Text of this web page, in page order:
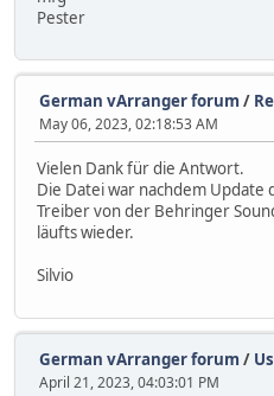
Pester
German vArranger forum /
May 06, 2023, 02:18:53 AM
Vielen Dank für die Antwort.
Die Datei war nachdem Update
Treiber von der Behringer
läufts wieder.
Silvio
German vArranger forum /
April 21, 2023, 04:03:01 PM